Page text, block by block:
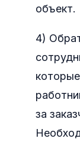
объект.
4)
за